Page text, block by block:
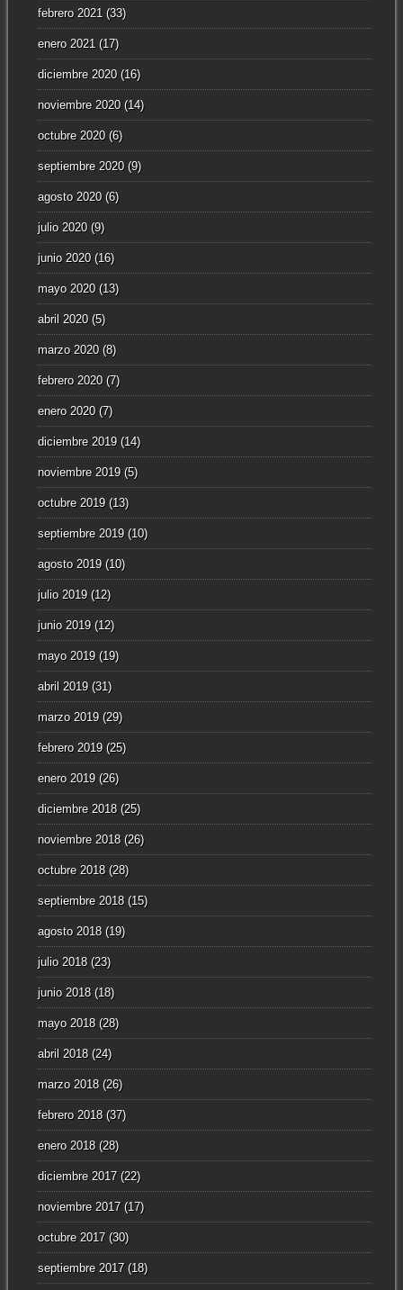
febrero 2021 (33)
enero 2021 (17)
diciembre 2020(16)
noviembre 2020(14)
octubre 2020(6)
septiembre 2020(9)
agosto 2020(6)
julio 2020(9)
junio 2020(16)
mayo 2020(13)
abril 2020(5)
marzo 2020(8)
febrero 2020(7)
enero 2020(7)
diciembre 2019(14)
noviembre 2019(5)
octubre 2019(13)
septiembre 2019(10)
agosto 2019(10)
julio 2019(12)
junio 2019(12)
mayo 2019(19)
abril 2019(31)
marzo 2019(29)
febrero 2019(25)
enero 2019(26)
diciembre 2018(25)
noviembre 2018(26)
octubre 2018(28)
septiembre 2018(15)
agosto 2018(19)
julio 2018(23)
junio 2018(18)
mayo 2018(28)
abril 2018(24)
marzo 2018(26)
febrero 2018(37)
enero 2018(28)
diciembre 2017(22)
noviembre 2017(17)
octubre 2017(30)
septiembre 2017(18)